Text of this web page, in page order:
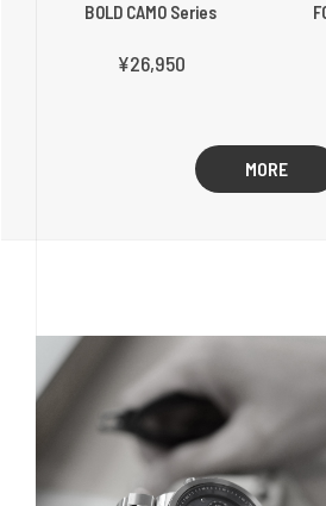
BOLD CAMO Series
¥26,950
MORE